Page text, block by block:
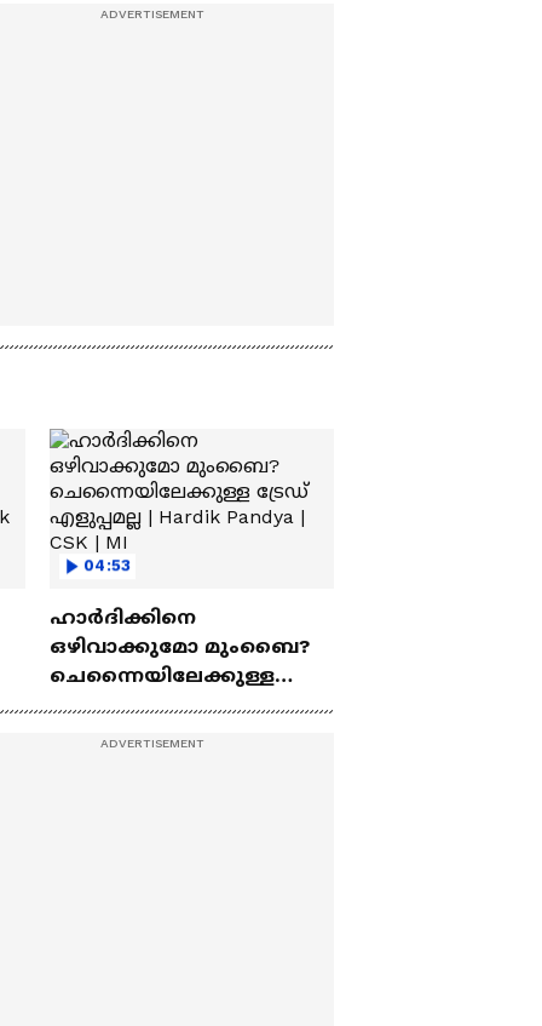
ആംബുലൻസിൽ
04:53
ഹാർദിക്കിനെ
ഒഴിവാക്കുമോ മുംബൈ?
ചെന്നൈയിലേക്കുള്ള
ട്രേഡ് എളുപ്പമല്ല | Hardik